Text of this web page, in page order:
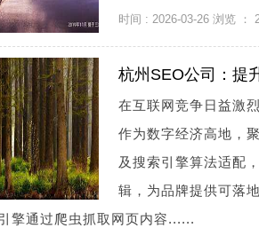
时间 : 2026-03-26 浏览 ：
杭州SEO公司：提
在互联网竞争日益激
作为数字经济高地，
及搜索引擎算法适配
辑，为品牌提供可落
擎通过爬虫抓取网页内容......